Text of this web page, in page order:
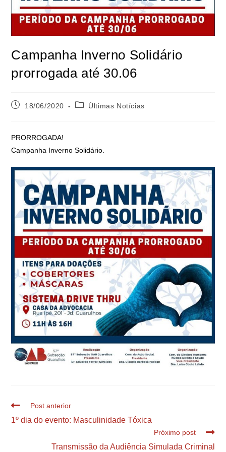
Campanha Inverno Solidário
prorrogada até 30.06
18/06/2020 Últimas Notícias
PRORROGADA!
Campanha Inverno Solidário.
Post anterior
1º dia do evento: Masculinidade Tóxica
Próximo post
Transmissão da Audiência Simulada Criminal